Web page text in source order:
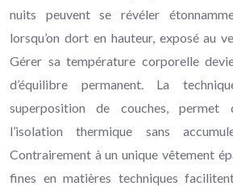
nuits peuvent se révéler
lorsqu’on dort en hauteur, exposé au
Gérer sa température corporelle
d’équilibre permanent. La
superposition de couches, permet
l’isolation thermique sans
Contrairement à un unique vêtement
fines en matières techniques